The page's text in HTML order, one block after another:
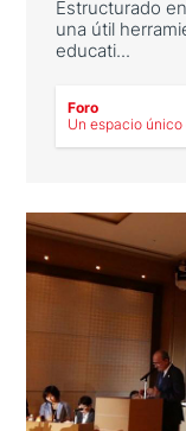
LEER MÁS
Estructurado
una útil
educati...
Foro
Un espacio
Un
debatir
es una útil
sector